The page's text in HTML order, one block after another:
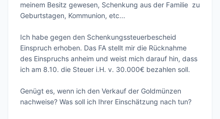
meinem Besitz gewesen, Schenkung aus der Familie  zu
Geburtstagen, Kommunion, etc...
Ich habe gegen den Schenkungssteuerbescheid
Einspruch erhoben. Das FA stellt mir die Rücknahme
des Einspruchs anheim und weist mich darauf hin, dass
ich am 8.10. die Steuer i.H. v. 30.000€ bezahlen soll.
Genügt es, wenn ich den Verkauf der Goldmünzen
nachweise? Was soll ich Ihrer Einschätzung nach tun?